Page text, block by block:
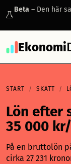
Beta – Den här
Ekonomi
START SKATT
Lön efter
35 000
På en bruttolön
cirka 27 231